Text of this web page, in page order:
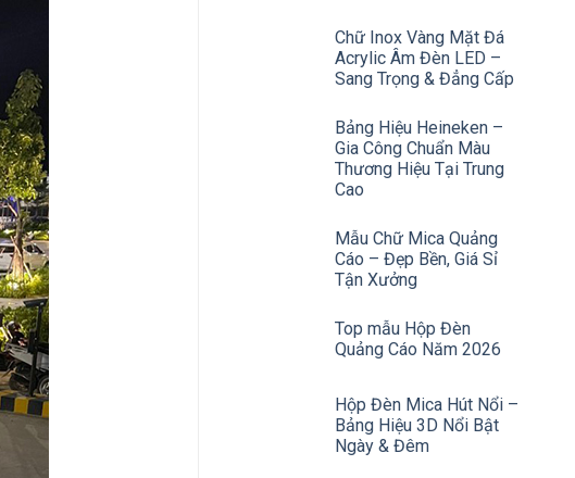
Chữ Inox Vàng Mặt Đá
Acrylic Âm Đèn LED –
Sang Trọng & Đẳng Cấp
Bảng Hiệu Heineken –
Gia Công Chuẩn Màu
Thương Hiệu Tại Trung
Cao
Mẫu Chữ Mica Quảng
Cáo – Đẹp Bền, Giá Sỉ
Tận Xưởng
Top mẫu Hộp Đèn
Quảng Cáo Năm 2026
Hộp Đèn Mica Hút Nổi –
Bảng Hiệu 3D Nổi Bật
Ngày & Đêm